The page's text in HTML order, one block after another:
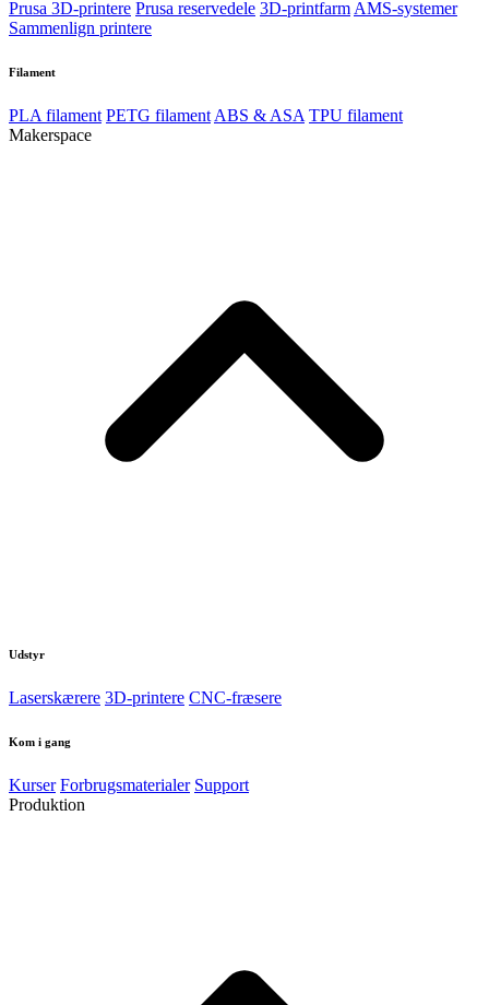
Prusa 3D-printere Prusa reservedele 3D-printfarm AMS-systemer
Sammenlign printere
Filament
PLA filament PETG filament ABS & ASA TPU filament
Makerspace
Udstyr
Laserskærere 3D-printere CNC-fræsere
Kom i gang
Kurser Forbrugsmaterialer Support
Produktion